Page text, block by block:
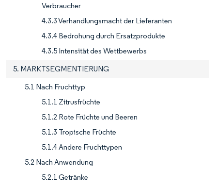
Verbraucher
4.3.3 Verhandlungsmacht der Lieferanten
4.3.4 Bedrohung durch Ersatzprodukte
4.3.5 Intensität des Wettbewerbs
5. MARKTSEGMENTIERUNG
5.1 Nach Fruchttyp
5.1.1 Zitrusfrüchte
5.1.2 Rote Früchte und Beeren
5.1.3 Tropische Früchte
5.1.4 Andere Fruchttypen
5.2 Nach Anwendung
5.2.1 Getränke